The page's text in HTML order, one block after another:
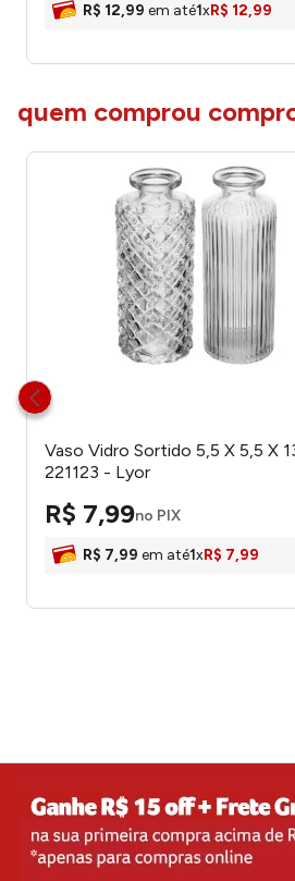
R$ 12,99 em até1xR$ 12,99
quem comprou
Vaso Vidro Sortido 5,5 X 5,5 X
221123 - Lyor
R$ 7,99no PIX
R$ 7,99 em até1xR$ 7,99